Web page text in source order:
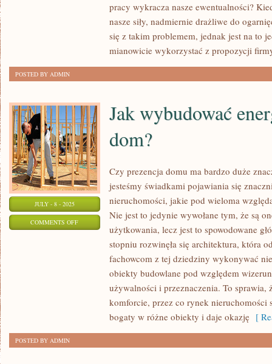
BEZPROBLEMOWA
I
DUŻO
OSÓB
POSIADA
KŁOPOTY
pracy wykracza nasze ewentualności?
nasze siły, nadmiernie drażliwe do
się z takim problemem, jednak jest na to
mianowicie wykorzystać z propozycji
POSTED BY ADMIN
JULY - 8 - 2025
COMMENTS OFFON
Jak wybudować
dom?
Czy prezencja domu ma bardzo duże
jesteśmy świadkami pojawiania się
nieruchomości, jakie pod wieloma
Nie jest to jedynie wywołane tym, że są
użytkowania, lecz jest to spowodowane
stopniu rozwinęła się architektura, która
fachowcom z tej dziedziny wykonywać
obiekty budowlane pod względem
używalności i przeznaczenia. To sprawia,
komforcie, przez co rynek nieruchomości
bogaty w różne obiekty i daje okazję [
POSTED BY ADMIN